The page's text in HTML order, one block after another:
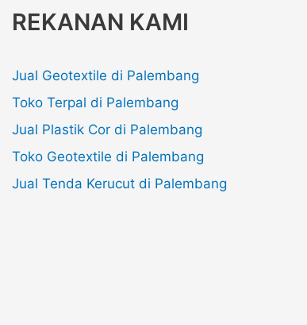
REKANAN KAMI
Jual Geotextile di Palembang
Toko Terpal di Palembang
Jual Plastik Cor di Palembang
Toko Geotextile di Palembang
Jual Tenda Kerucut di Palembang